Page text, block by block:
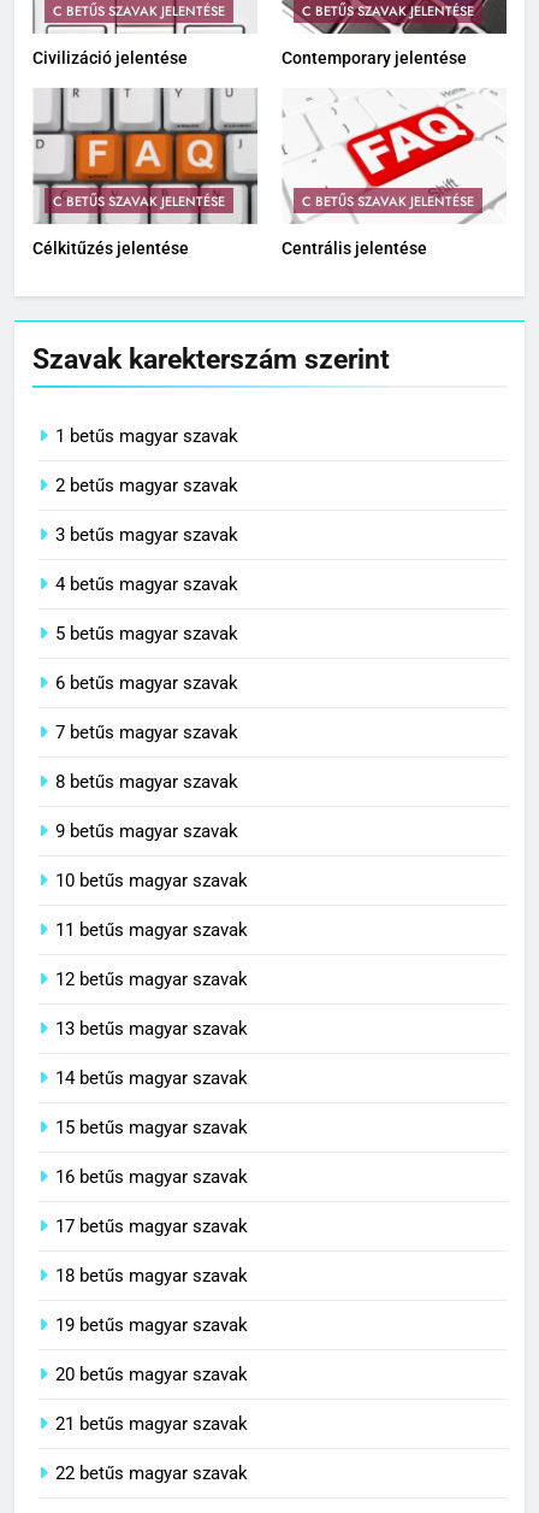
C BETŰS SZAVAK JELENTÉSE
Civilizáció jelentése
C BETŰS SZAVAK JELENTÉSE
Contemporary jelentése
C BETŰS SZAVAK JELENTÉSE
Célkitűzés jelentése
C BETŰS SZAVAK JELENTÉSE
Centrális jelentése
Szavak karekterszám szerint
1 betűs magyar szavak
2 betűs magyar szavak
3 betűs magyar szavak
4 betűs magyar szavak
5 betűs magyar szavak
6 betűs magyar szavak
7 betűs magyar szavak
8 betűs magyar szavak
9 betűs magyar szavak
10 betűs magyar szavak
11 betűs magyar szavak
12 betűs magyar szavak
13 betűs magyar szavak
14 betűs magyar szavak
15 betűs magyar szavak
16 betűs magyar szavak
17 betűs magyar szavak
18 betűs magyar szavak
19 betűs magyar szavak
20 betűs magyar szavak
21 betűs magyar szavak
22 betűs magyar szavak